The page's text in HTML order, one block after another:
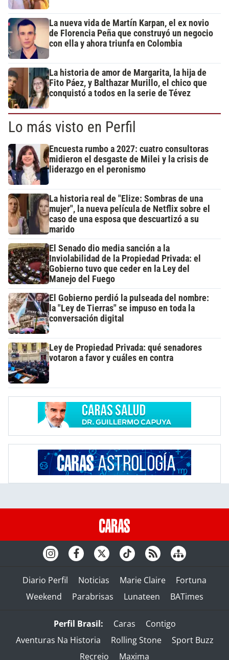
La nueva vida de Martín Karpan, el ex novio
de Florencia Peña que construyó un negocio
con ella y ahora triunfa en Colombia
La historia de amor de Margarita, la hija de
Fito Páez, y Balthazar Murillo, el chico que
conquistó a todos en la serie de Tévez
Lo más visto en Perfil
Encuesta rumbo a 2027: cuatro consultoras
midieron el desgaste de Milei y la crisis de
liderazgo en el peronismo
La historia real de "Elize: Sombras de una
mujer", la nueva película de Netflix sobre el
caso de una esposa que descuartizó a su
marido
El Senado dio media sanción a la
Inviolabilidad de la Propiedad Privada: el
Gobierno tuvo que ceder en la Ley del
Manejo del Fuego
El Gobierno perdió la pulseada del nombre:
la "Ley de Tierras" se impuso en toda la
conversación digital
Ley de Propiedad Privada: qué senadores
votaron a favor y cuáles en contra
Diario Perfil Noticias Marie Claire
Fortuna
Weekend
Parabrisas Lunateen BATimes
Perfil Brasil: Caras
Contigo
Aventuras Na Historia
Rolling Stone
Sport Buzz
Recreio
Maxima